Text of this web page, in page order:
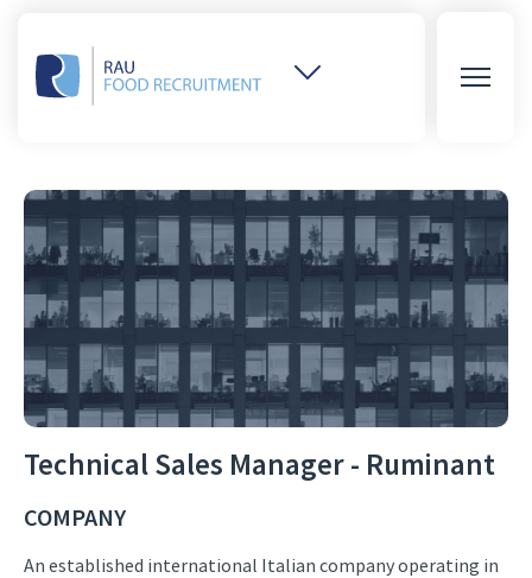
Weitere
Technical Sales Manager - Ruminant
COMPANY
An established international Italian company operating in